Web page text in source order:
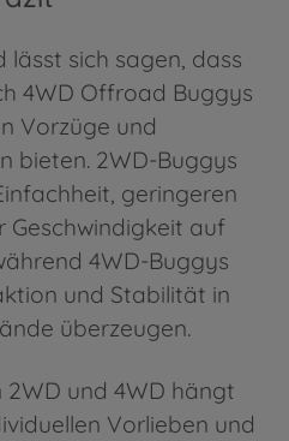
sich sagen, dass
4WD Offroad Buggys
Vorzüge und
bieten. 2WD-Buggys
geringeren
Geschwindigkeit auf
4WD-Buggys
und Stabilität in
überzeugen.
2WD und 4WD hängt
Vorlieben und